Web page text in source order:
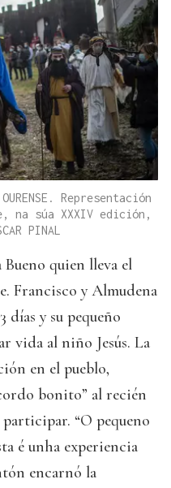
Representación
súa XXXIV edición,
PINAL
quien lleva el
Francisco y Almudena
días y su pequeño
vida al niño Jesús. La
en el pueblo,
bonito” al recién
“O pequeno
é unha experiencia
encarnó la